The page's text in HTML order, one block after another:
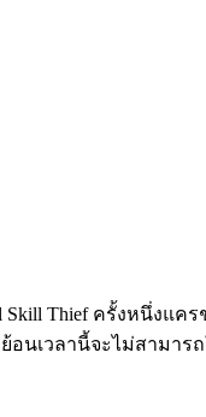
Skill Thief ครั้งหนึ่ง
อนเวลานี้จะไม่สามาร